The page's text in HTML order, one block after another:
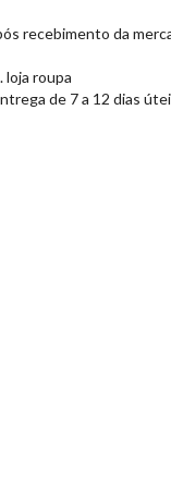
recebimento da
loja roupa
de 7 a 12 dias